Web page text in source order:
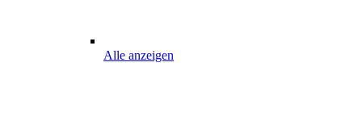
Alle anzeigen